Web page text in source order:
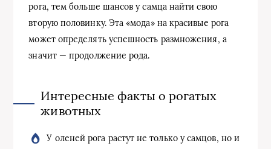
рога, тем больше шансов у самца найти свою
вторую половинку. Эта «мода» на красивые рога
может определять успешность размножения, а
значит — продолжение рода.
Интересные факты о рогатых
животных
У оленей рога растут не только у самцов, но и